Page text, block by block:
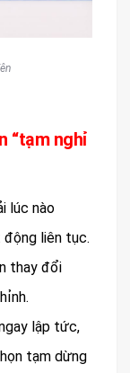
“tạm nghỉ
lúc nào
liên tục.
thay đổi
lập tức,
tạm dừng